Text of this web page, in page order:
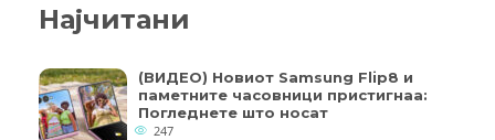
Најчитани
(ВИДЕО) Новиот Samsung Flip8 и
паметните часовници пристигнаа:
Погледнете што носат
247